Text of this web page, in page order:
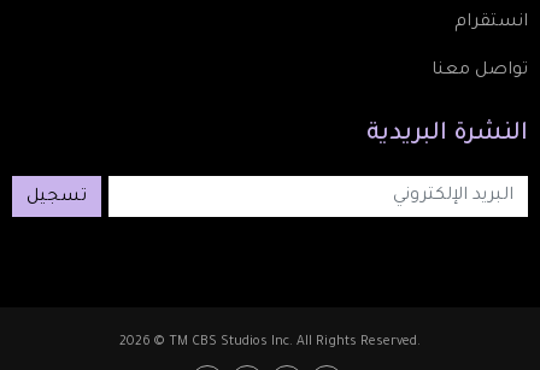
انستقرام
تواصل معنا
النشرة البريدية
تسجيل
2026 © TM CBS Studios Inc. All Rights Reserved.